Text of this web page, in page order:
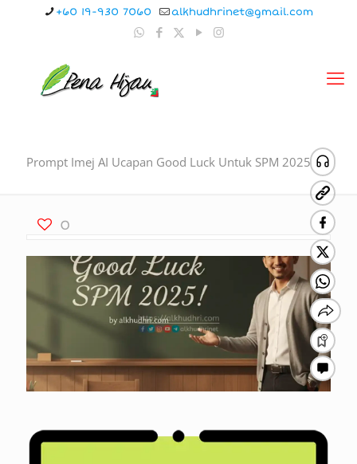
+60 19-930 7060 alkhudhrinet@gmail.com
Prompt Imej AI Ucapan Good Luck Untuk SPM 2025
0